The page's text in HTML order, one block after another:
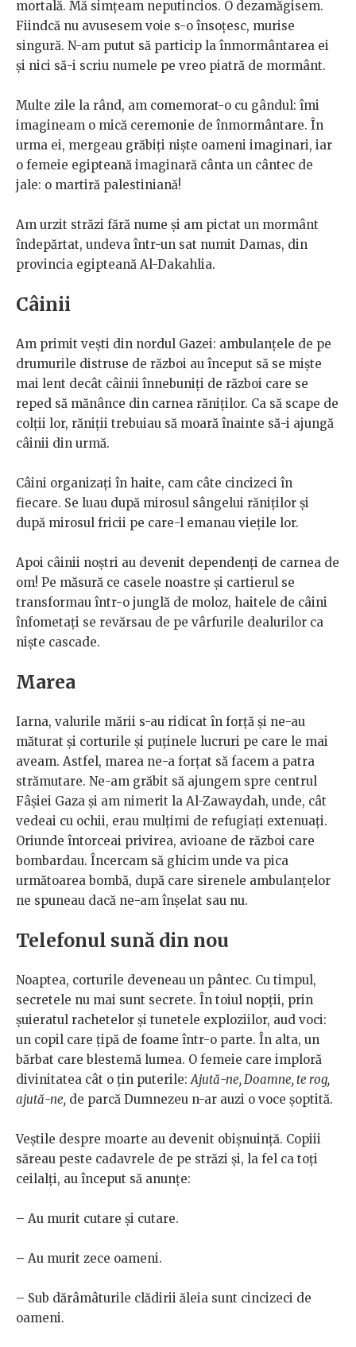
mortală. Mă simțeam neputincios. O dezamăgisem.
Fiindcă nu avusesem voie s-o însoțesc, murise
singură. N-am putut să particip la înmormântarea ei
și nici să-i scriu numele pe vreo piatră de mormânt.
Multe zile la rând, am comemorat-o cu gândul: îmi
imagineam o mică ceremonie de înmormântare. În
urma ei, mergeau grăbiți niște oameni imaginari, iar
o femeie egipteană imaginară cânta un cântec de
jale: o martiră palestiniană!
Am urzit străzi fără nume și am pictat un mormânt
îndepărtat, undeva într-un sat numit Damas, din
provincia egipteană Al-Dakahlia.
Câinii
Am primit vești din nordul Gazei: ambulanțele de pe
drumurile distruse de război au început să se miște
mai lent decât câinii înnebuniți de război care se
reped să mănânce din carnea răniților. Ca să scape de
colții lor, răniții trebuiau să moară înainte să-i ajungă
câinii din urmă.
Câini organizați în haite, cam câte cincizeci în
fiecare. Se luau după mirosul sângelui răniților și
după mirosul fricii pe care-l emanau viețile lor.
Apoi câinii noștri au devenit dependenți de carnea de
om! Pe măsură ce casele noastre și cartierul se
transformau într-o junglă de moloz, haitele de câini
înfometați se revărsau de pe vârfurile dealurilor ca
niște cascade.
Marea
Iarna, valurile mării s-au ridicat în forță și ne-au
măturat și corturile și puținele lucruri pe care le mai
aveam. Astfel, marea ne-a forțat să facem a patra
strămutare. Ne-am grăbit să ajungem spre centrul
Fâșiei Gaza și am nimerit la Al-Zawaydah, unde, cât
vedeai cu ochii, erau mulțimi de refugiați extenuați.
Oriunde întorceai privirea, avioane de război care
bombardau. Încercam să ghicim unde va pica
următoarea bombă, după care sirenele ambulanțelor
ne spuneau dacă ne-am înșelat sau nu.
Telefonul sună din nou
Noaptea, corturile deveneau un pântec. Cu timpul,
secretele nu mai sunt secrete. În toiul nopții, prin
șuieratul rachetelor și tunetele exploziilor, aud voci:
un copil care țipă de foame într-o parte. În alta, un
bărbat care blestemă lumea. O femeie care imploră
divinitatea cât o țin puterile:Ajută-ne, Doamne, te rog,
ajută-ne, de parcă Dumnezeu n-ar auzi o voce șoptită.
Veștile despre moarte au devenit obișnuință. Copiii
săreau peste cadavrele de pe străzi și, la fel ca toți
ceilalți, au început să anunțe:
– Au murit cutare și cutare.
– Au murit zece oameni.
– Sub dărâmâturile clădirii ăleia sunt cincizeci de
oameni.